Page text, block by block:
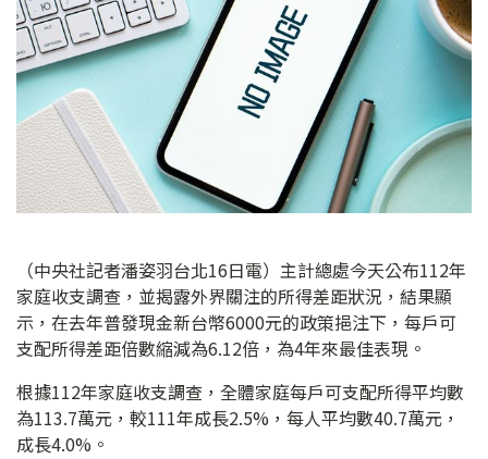
（中央社記者潘姿羽台北16日電）主計總處今天公布112年
家庭收支調查，並揭露外界關注的所得差距狀況，結果顯
示，在去年普發現金新台幣6000元的政策挹注下，每戶可
支配所得差距倍數縮減為6.12倍，為4年來最佳表現。
根據112年家庭收支調查，全體家庭每戶可支配所得平均數
為113.7萬元，較111年成長2.5%，每人平均數40.7萬元，
成長4.0%。